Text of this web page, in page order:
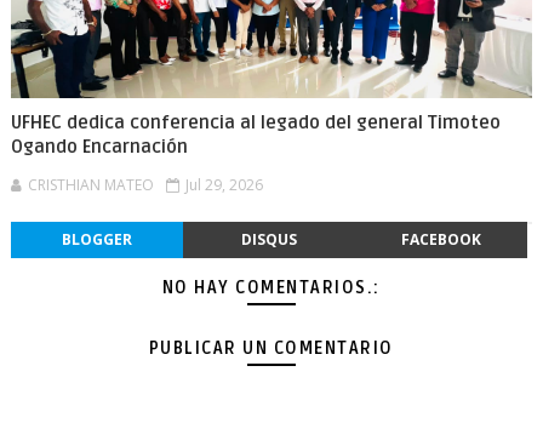
UFHEC dedica conferencia al legado del general Timoteo
Ogando Encarnación
CRISTHIAN MATEO Jul 29, 2026
BLOGGER DISQUS FACEBOOK
NO HAY COMENTARIOS.:
PUBLICAR UN COMENTARIO